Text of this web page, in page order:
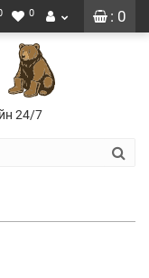
: 0
0
24/7